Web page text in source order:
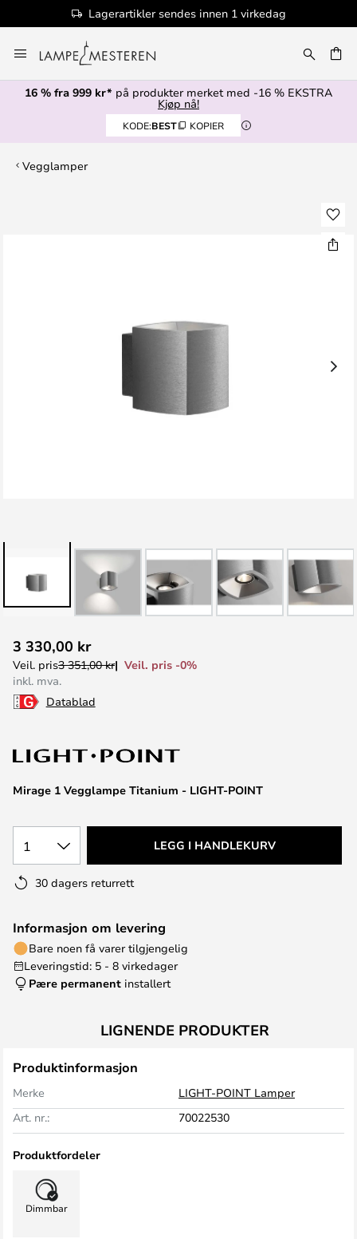
Lagerartikler sendes innen 1 virkedag
til
innhold
16 % fra 999 kr* på produkter merket med -16 % EKSTRA
Kjøp nå!
KODE:BEST KOPIER
Vegglamper
til
begynnelsen
av
bildegalleri
Mirage 1 Vegglampe Titanium - LIGHT-POINT
3 330,00 kr
Veil. pris3 351,00 kr
Veil. pris -0%
inkl. mva.
Datablad
1 LEGG I HANDLEKURV
30 dagers returrett
Informasjon om levering
Bare noen få varer tilgjengelig
Leveringstid: 5 - 8 virkedager
Pære permanent installert
LIGNENDE PRODUKTER
Produktinformasjon
Merke
LIGHT-POINT Lamper
Art. nr.:
70022530
Produktfordeler
Dimmbar